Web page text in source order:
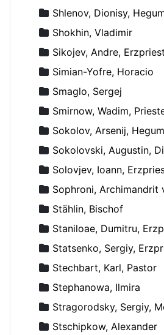
Shlenov, Dionisy,
Shokhin, Vladimir
Sikojev, Andre,
Simian-Yofre, Horacio
Smaglo, Sergej
Smirnow, Wadim,
Sokolov, Arsenij,
Sokolovski, Augustin,
Solovjev, Ioann,
Sophroni, Archimandrit
Stählin, Bischof
Staniloae, Dumitru,
Statsenko, Sergiy,
Stechbart, Karl, Pastor
Stephanowa, Ilmira
Stragorodsky, Sergiy,
Stschipkow, Alexander